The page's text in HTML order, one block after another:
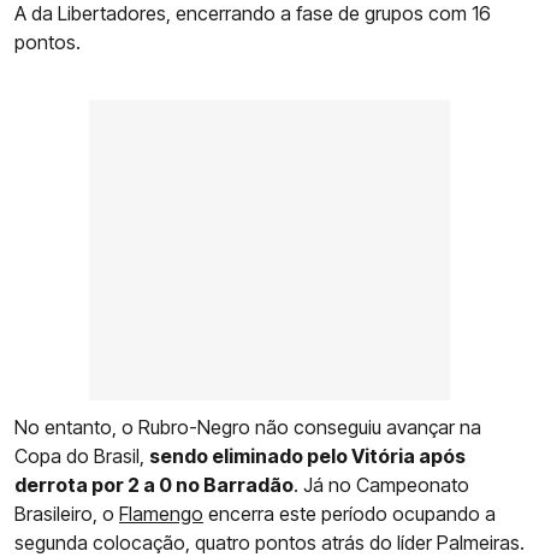
A da Libertadores, encerrando a fase de grupos com 16
pontos.
No entanto, o Rubro-Negro não conseguiu avançar na
Copa do Brasil, sendo eliminado pelo Vitória após
derrota por 2 a 0 no Barradão. Já no Campeonato
Brasileiro, o Flamengo encerra este período ocupando a
segunda colocação, quatro pontos atrás do líder Palmeiras.